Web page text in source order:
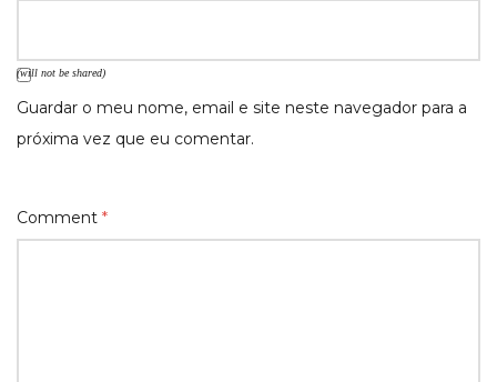
(will not be shared)
Guardar o meu nome, email e site neste navegador para a
próxima vez que eu comentar.
Comment *